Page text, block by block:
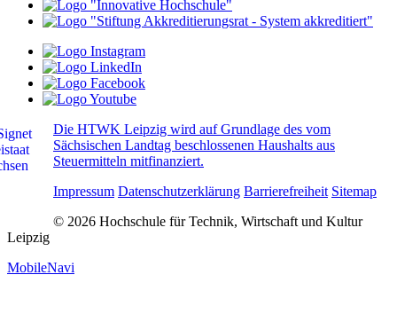
Die HTWK Leipzig wird auf Grundlage des vom
Sächsischen Landtag beschlossenen Haushalts aus
Steuermitteln mitfinanziert.
Impressum Datenschutzerklärung Barrierefreiheit Sitemap
© 2026 Hochschule für Technik, Wirtschaft und Kultur
Leipzig
MobileNavi